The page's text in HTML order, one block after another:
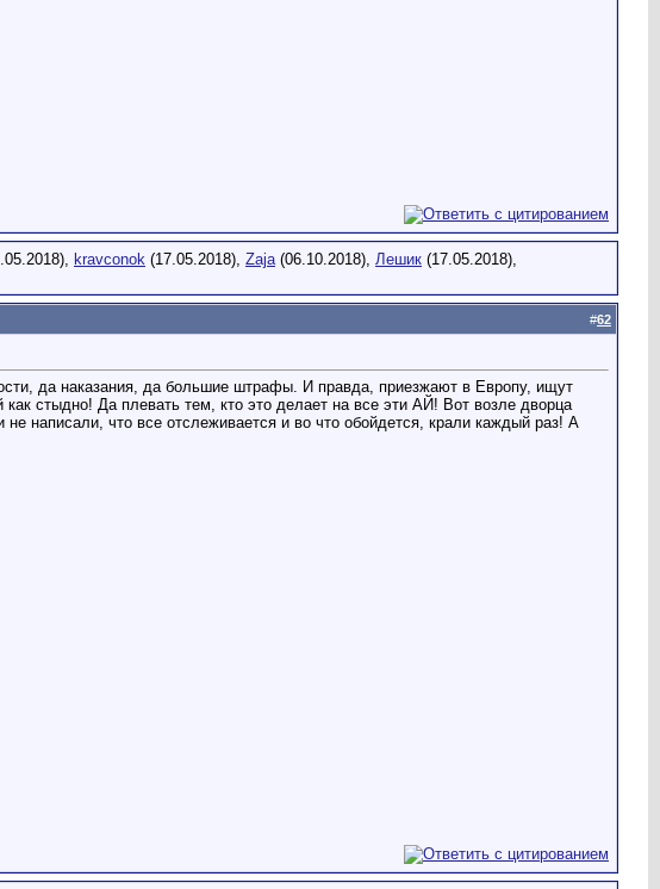
kravconok (17.05.2018), Zaja(06.10.2018), Лешик (17.05.2018),
#62
да наказания, да большие штрафы. И правда, приезжают в Европу, ищут
стыдно! Да плевать тем, кто это делает на все эти АЙ! Вот возле дворца
написали, что все отслеживается и во что обойдется, крали каждый раз! А